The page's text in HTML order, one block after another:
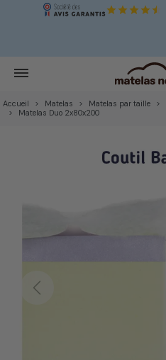
Accueil Matelas Matelas par taille
Matelas Duo 2x80x200
Previous